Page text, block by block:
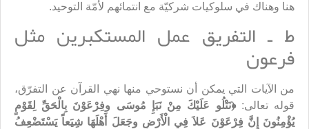
هنا وهناك في سلوكيات شركيّة مع انتمائهم لأمّة التوحيد.
ط ـ التفريق عمل المستكبرين مثل
فرعون
من الآيات التي يمكن أن نستوحي منها نهي القرآن عن التفرّق،
قوله تعالى:﴿نَتْلُو عَلَيْكَ مِنْ نَبَإِ مُوسَى وفِرْعَوْنَ بِالْحَقِّ لِقَوْمٍ
يُؤْمِنُونَ إِنَّ فِرْعَوْنَ عَلاَ فِي الْأَرْضِ وجَعَلَ أَهْلَهَا شِيَعاً يَسْتَضْعِفُ